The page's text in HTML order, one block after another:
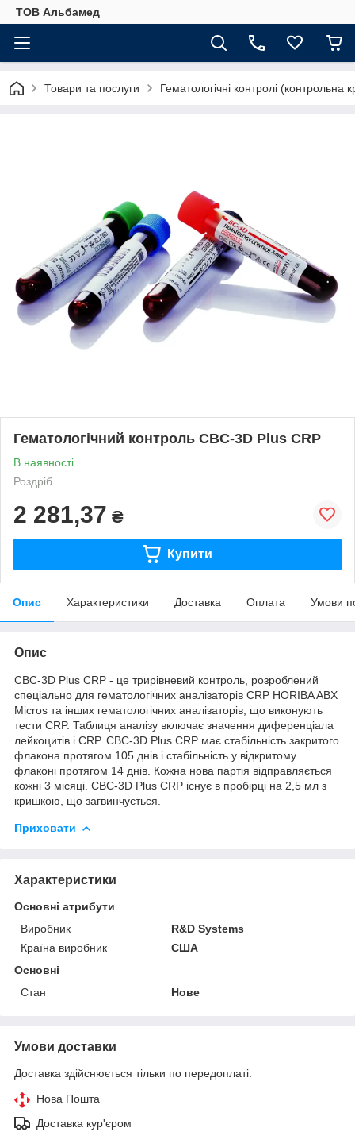
ТОВ Альбамед
Товари та послуги Гематологічні контролі
Гематологічний контроль CBC-3D Plus CRP
В наявності
Роздріб
2 281,37 ₴
Купити
Опис Характеристики Доставка Оплата Умови
Опис
CBC-3D Plus CRP - це трирівневий контроль, розроблений
спеціально для гематологічних аналізаторів CRP HORIBA ABX
Micros та інших гематологічних аналізаторів, що виконують
тести CRP. Таблиця аналізу включає значення диференціала
лейкоцитів і CRP. CBC-3D Plus CRP має стабільність закритого
флакона протягом 105 днів і стабільність у відкритому
флаконі протягом 14 днів. Кожна нова партія відправляється
кожні 3 місяці. CBC-3D Plus CRP існує в пробірці на 2,5 мл з
кришкою, що загвинчується.
Приховати
Характеристики
Основні атрибути
Виробник
R&D Systems
Країна виробник
США
Основні
Стан
Нове
Умови доставки
Доставка здійснюється тільки по передоплаті.
Нова Пошта
Доставка кур'єром